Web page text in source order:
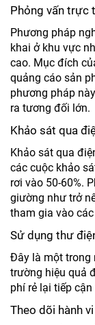
Phỏng vấn trực
Phương pháp
khai ở khu vực
cao. Mục đích
quảng cáo sản
phương pháp
ra tương đối lớn.
Khảo sát qua
Khảo sát qua
các cuộc khảo
rơi vào 50-60%.
giường như trở
tham gia vào
Sử dụng thư
Đây là một trong
trường hiệu quả
phí rẻ lại tiếp
Theo dõi hành